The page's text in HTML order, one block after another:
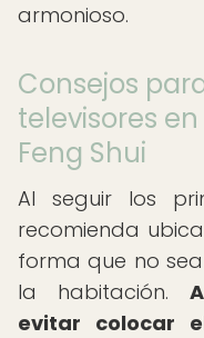
armonioso.
Consejos
televisores
Feng Shui
Al seguir los
recomienda
forma que no
la habitación.
evitar colocar